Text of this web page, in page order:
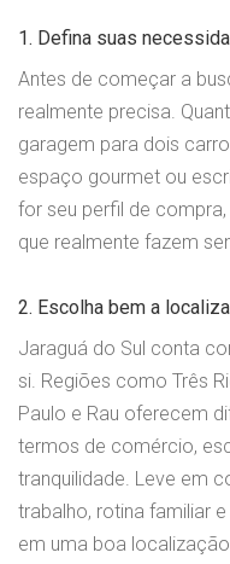
1. Defina suas
Antes de começar a
realmente precisa.
garagem para dois
espaço gourmet ou
for seu perfil de
que realmente fazem
2. Escolha bem a
Jaraguá do Sul conta
si. Regiões como Três
Paulo e Rau oferecem
termos de comércio,
tranquilidade. Leve em
trabalho, rotina familiar
em uma boa